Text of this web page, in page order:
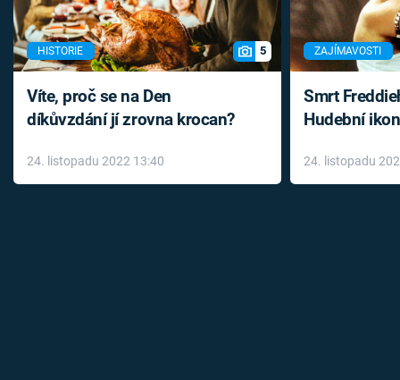
HISTORIE 5
Víte, proč se na Den
díkůvzdání jí zrovna krocan?
24. listopadu 2022 13:40
ZAJÍMAVOSTI
Smrt
Hudební
léky
24. listopadu